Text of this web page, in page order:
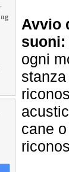
Avvio
suoni:
ogni
cane